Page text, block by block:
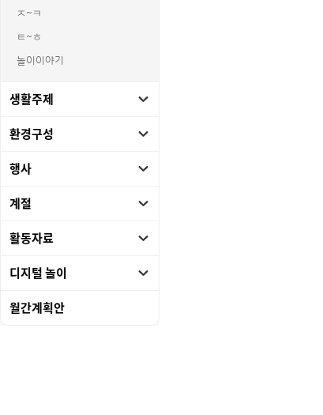
ㅈ~ㅋ
ㅌ~ㅎ
놀이이야기
생활주제
환경구성
행사
계절
활동자료
디지털 놀이
월간계획안